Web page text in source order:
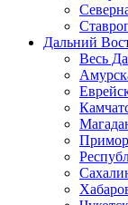
Дальний
Весь